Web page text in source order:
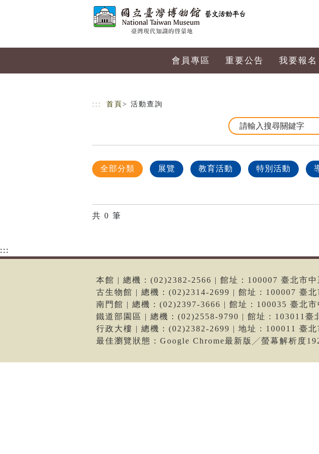
會員專區 重要公告 我要報名
::: 首頁 > 活動查詢
全部分類 展覽 教育活動 特別活動
共 0 筆
:::
本館 | 總機：(02)2382-2566 | 館址：100007 臺北市
古生物館 | 總機：(02)2314-2699 | 館址：100007 臺
南門館 | 總機：(02)2397-3666 | 館址：100035 臺北市
鐵道部園區 | 總機：(02)2558-9790 | 館址：103011臺
行政大樓 | 總機：(02)2382-2699 | 地址：100011 臺
最佳瀏覽狀態：Google Chrome最新版╱螢幕解析度